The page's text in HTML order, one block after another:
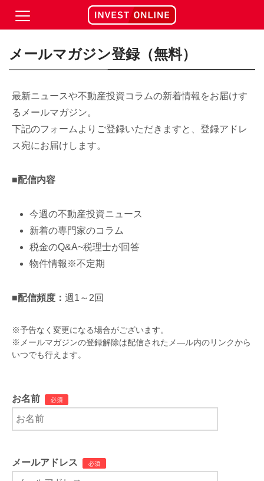
メールマガジン登録（無料）
最新ニュースや不動産投資コラムの新着情報をお届けす
るメールマガジン。
下記のフォームよりご登録いただきますと、登録アドレ
ス宛にお届けします。
■配信内容
今週の不動産投資ニュース
新着の専門家のコラム
税金のQ&A~税理士が回答
物件情報※不定期
■配信頻度： 週1～2回
※予告なく変更になる場合がございます。
※メールマガジンの登録解除は配信されたメ―ル内のリンクから
いつでも行えます。
お名前
メールアドレス